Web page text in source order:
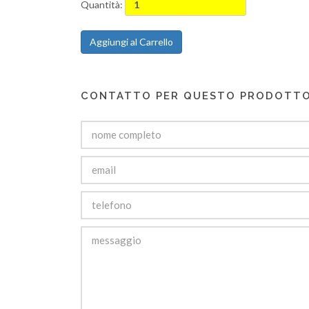
Quantità:
Aggiungi al Carrello
CONTATTO PER QUESTO